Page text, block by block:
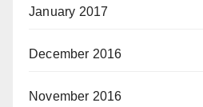
January 2017
December 2016
November 2016